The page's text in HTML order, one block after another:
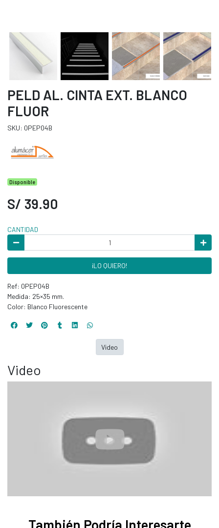
PELD AL. CINTA EXT. BLANCO
FLUOR
SKU: 0PEP04B
Disponible
S/ 39.90
CANTIDAD
¡LO QUIERO!
Ref: 0PEP04B
Medida: 25×35 mm.
Color: Blanco Fluorescente
Video
Video
También Podría Interesarte